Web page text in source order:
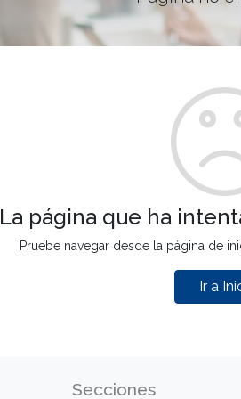
La página que ha
Pruebe navegar desde la página de
Ir a
Secciones